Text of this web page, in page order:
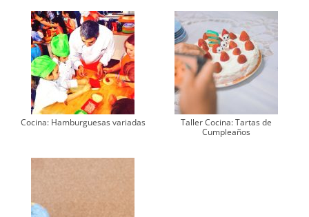
Cocina: Hamburguesas variadas
Taller Cocina: Tartas de
Cumpleaños